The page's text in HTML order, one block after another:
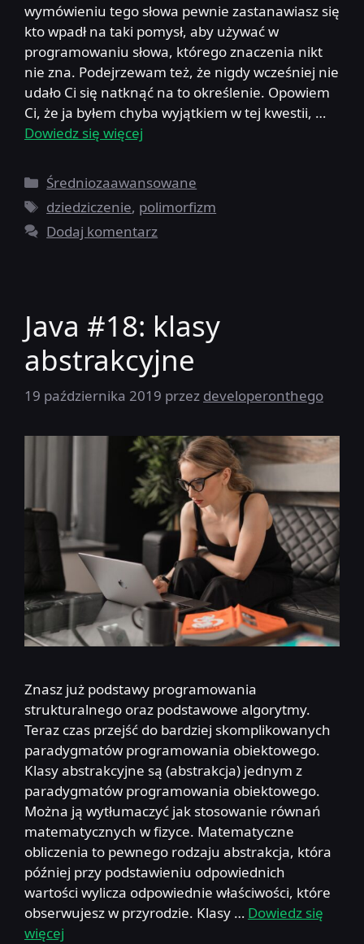
wymówieniu tego słowa pewnie zastanawiasz się
kto wpadł na taki pomysł, aby używać w
programowaniu słowa, którego znaczenia nikt
nie zna. Podejrzewam też, że nigdy wcześniej nie
udało Ci się natknąć na to określenie. Opowiem
Ci, że ja byłem chyba wyjątkiem w tej kwestii, …
Dowiedz się więcej
Kategorie
Średniozaawansowane
Tagi
dziedziczenie, polimorfizm
Dodaj komentarz
Java #18: klasy
abstrakcyjne
19 października 2019 przez developeronthego
Znasz już podstawy programowania
strukturalnego oraz podstawowe algorytmy.
Teraz czas przejść do bardziej skomplikowanych
paradygmatów programowania obiektowego.
Klasy abstrakcyjne są (abstrakcja) jednym z
paradygmatów programowania obiektowego.
Można ją wytłumaczyć jak stosowanie równań
matematycznych w fizyce. Matematyczne
obliczenia to pewnego rodzaju abstrakcja, która
później przy podstawieniu odpowiednich
wartości wylicza odpowiednie właściwości, które
obserwujesz w przyrodzie. Klasy … Dowiedz się
więcej